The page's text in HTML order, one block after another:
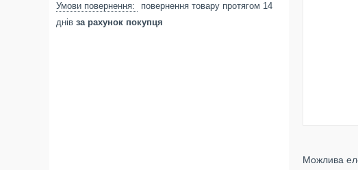
повернення товару протягом 14
днів за рахунок покупця